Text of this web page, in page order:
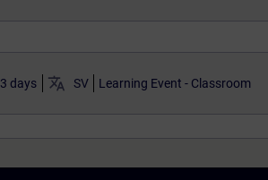
3 days translate SV Learning Event - Classroom